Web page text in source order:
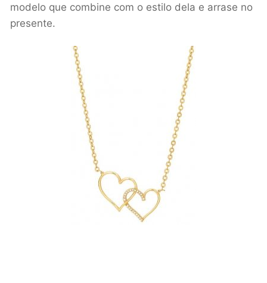
modelo que combine com o estilo dela e arrase no
presente.